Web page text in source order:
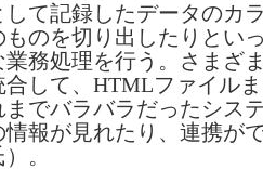
て記録したデータのカ
ものを切り出したりとい
業務処理を行う。さまざ
合して、HTMLファイル
までバラバラだったシス
情報が見れたり、連携が
。